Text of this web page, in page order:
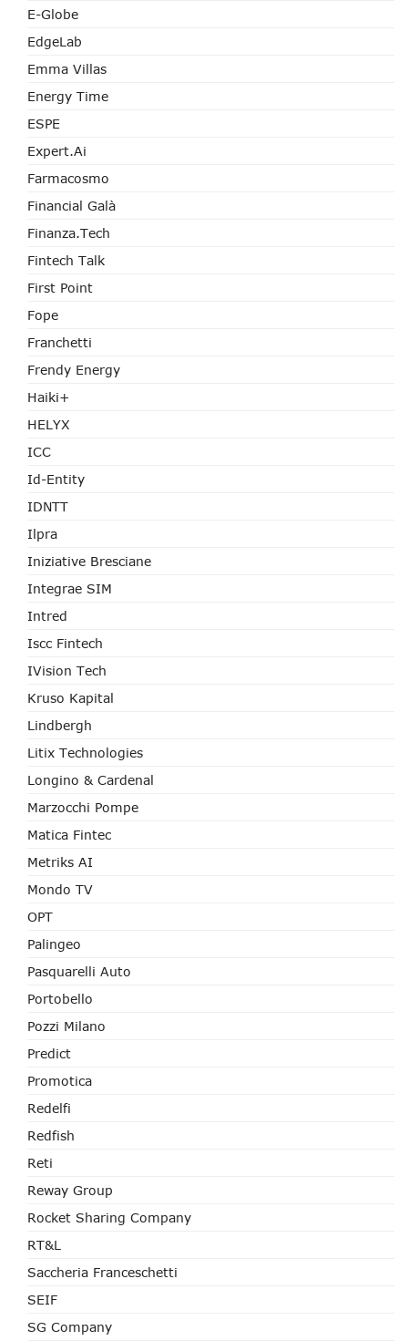
E-Globe
EdgeLab
Emma Villas
Energy Time
ESPE
Expert.ai
Farmacosmo
Financial Galà
Finanza.tech
Fintech Talk
First Point
Fope
Franchetti
Frendy Energy
Haiki+
HELYX
ICC
Id-Entity
IDNTT
Ilpra
Iniziative Bresciane
Integrae SIM
Intred
Iscc Fintech
IVision Tech
Kruso Kapital
Lindbergh
Litix Technologies
Longino & Cardenal
Marzocchi Pompe
Matica Fintec
Metriks AI
Mondo TV
OPT
Palingeo
Pasquarelli Auto
Portobello
Pozzi Milano
Predict
Promotica
Redelfi
Redfish
Reti
Reway Group
Rocket Sharing Company
RT&L
Saccheria Franceschetti
SEIF
SG Company